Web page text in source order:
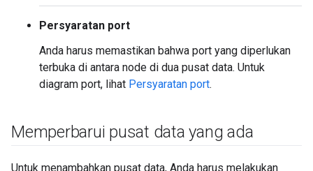
Persyaratan port
Anda harus memastikan bahwa port yang diperlukan
terbuka di antara node di dua pusat data. Untuk
diagram port, lihat Persyaratan port.
Memperbarui pusat data yang ada
Untuk menambahkan pusat data, Anda harus melakukan